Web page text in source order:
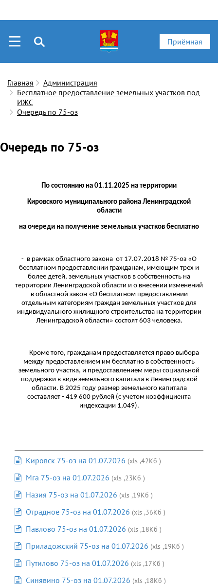
Приёмная
Главная
Администрация
Бесплатное предоставление земельных участков под
ИЖС
Очередь по 75-оз
Очередь по 75-оз
По состоянию на 01.11.2025 на территории
Кировского муниципального района Ленинградской
области
на очереди на получение земельных участков бесплатно
- в рамках областного закона от 17.07.2018 № 75-оз «О
бесплатном предоставлении гражданам, имеющим трех и
более детей, земельных участков в собственность на
территории Ленинградской области и о внесении изменений
в областной закон «О бесплатном предоставлении
отдельным категориям граждан земельных участков для
индивидуального жилищного строительства на территории
Ленинградской области» состоят 603 человека.
Кроме того, гражданам предоставляется право выбора
между предоставлением им бесплатно в собственность
земельного участка, и предоставлением меры социальной
поддержки в виде земельного капитала в Ленинградской
области. В 2025 году размер земельного капитала
составляет - 419 600 рублей (с учетом коэффициента
индексации 1,049).
Кировск 75-оз на 01.07.2026 (xls ,42Кб )
Мга 75-оз на 01.07.2026 (xls ,23Кб )
Назия 75-оз на 01.07.2026 (xls ,19Кб )
Отрадное 75-оз на 01.07.2026 (xls ,36Кб )
Павлово 75-оз на 01.07.2026 (xls ,18Кб )
Приладожский 75-оз на 01.07.2026 (xls ,19Кб )
Путилово 75-оз на 01.07.2026 (xls ,17Кб )
Синявино 75-оз на 01.07.2026 (xls ,18Кб )